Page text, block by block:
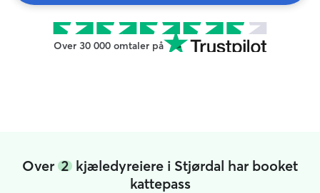
Over 30 000 omtaler på
Over 2 kjæledyreiere i Stjørdal har booket
kattepass